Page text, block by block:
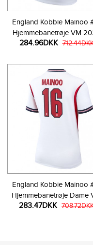
England Kobbie Mainoo
Hjemmebanetrøje VM
Kortærmet
284.96DKK
England Kobbie Mainoo
Hjemmebanetrøje Dame
2026 Kortærmet
283.47DKK